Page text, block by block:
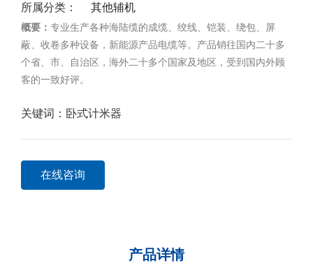
所属分类： 其他辅机
概要： 专业生产各种海陆缆的成缆、绞线、铠装、绕包、屏
蔽、收卷多种设备，新能源产品电缆等。产品销往国内二十多
个省、市、自治区，海外二十多个国家及地区，受到国内外顾
客的一致好评。
关键词： 卧式计米器
在线咨询
产品详情